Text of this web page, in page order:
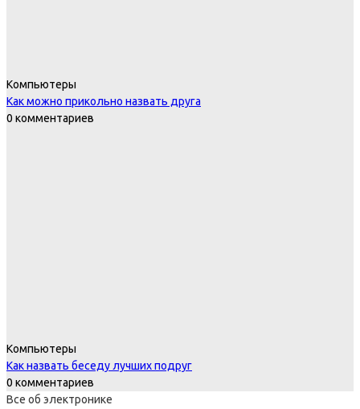
Компьютеры
Как можно прикольно назвать друга
0 комментариев
Компьютеры
Как назвать беседу лучших подруг
0 комментариев
Все об электронике